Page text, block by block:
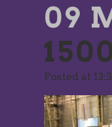
09
Posted at